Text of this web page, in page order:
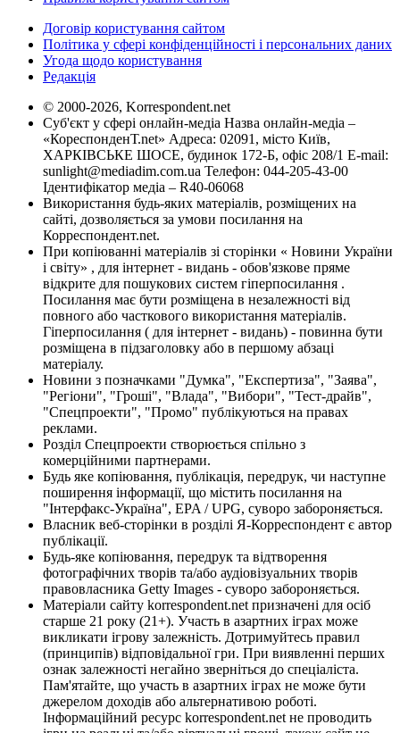
Договір користування сайтом
Політика у сфері конфіденційності і персональних даних
Угода щодо користування
Редакція
© 2000-2026, Korrespondent.net
Суб'єкт у сфері онлайн-медіа Назва онлайн-медіа –
«КореспонденТ.net» Адреса: 02091, місто Київ,
ХАРКІВСЬКЕ ШОСЕ, будинок 172-Б, офіс 208/1 E-mail:
sunlight@mediadim.com.ua Телефон: 044-205-43-00
Ідентифікатор медіа – R40-06068
Використання будь-яких матеріалів, розміщених на
сайті, дозволяється за умови посилання на
Корреспондент.net.
При копіюванні матеріалів зі сторінки « Новини України
і світу» , для інтернет - видань - обов'язкове пряме
відкрите для пошукових систем гіперпосилання .
Посилання має бути розміщена в незалежності від
повного або часткового використання матеріалів.
Гіперпосилання ( для інтернет - видань) - повинна бути
розміщена в підзаголовку або в першому абзаці
матеріалу.
Новини з позначками "Думка", "Експертиза", "Заява",
"Регіони", "Гроші", "Влада", "Вибори", "Тест-драйв",
"Спецпроекти", "Промо" публікуються на правах
реклами.
Розділ Спецпроекти створюється спільно з
комерційними партнерами.
Будь яке копіювання, публікація, передрук, чи наступне
поширення інформації, що містить посилання на
"Інтерфакс-Україна", EPA / UPG, суворо забороняється.
Власник веб-сторінки в розділі Я-Корреспондент є автор
публікації.
Будь-яке копіювання, передрук та відтворення
фотографічних творів та/або аудіовізуальних творів
правовласника Getty Images - суворо забороняється.
Матеріали сайту korrespondent.net призначені для осіб
старше 21 року (21+). Участь в азартних іграх може
викликати ігрову залежність. Дотримуйтесь правил
(принципів) відповідальної гри. При виявленні перших
ознак залежності негайно зверніться до спеціаліста.
Пам'ятайте, що участь в азартних іграх не може бути
джерелом доходів або альтернативою роботі.
Інформаційний ресурс korrespondent.net не проводить